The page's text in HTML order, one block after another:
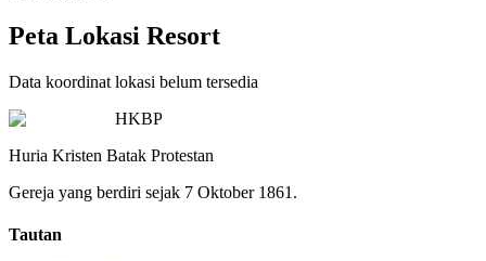
Peta Lokasi Resort
Data koordinat lokasi belum tersedia
HKBP
Huria Kristen Batak Protestan
Gereja yang berdiri sejak 7 Oktober 1861.
Tautan